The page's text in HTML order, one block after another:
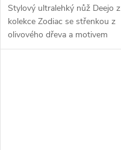
Stylový ultralehký nůž Deejo z
kolekce Zodiac se střenkou z
olivového dřeva a motivem
znamení raka.